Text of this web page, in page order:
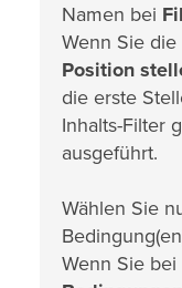
Namen bei
Wenn Sie
Position
die erste
Inhalts-Filter
ausgeführt.
Wählen Sie
Wenn Sie